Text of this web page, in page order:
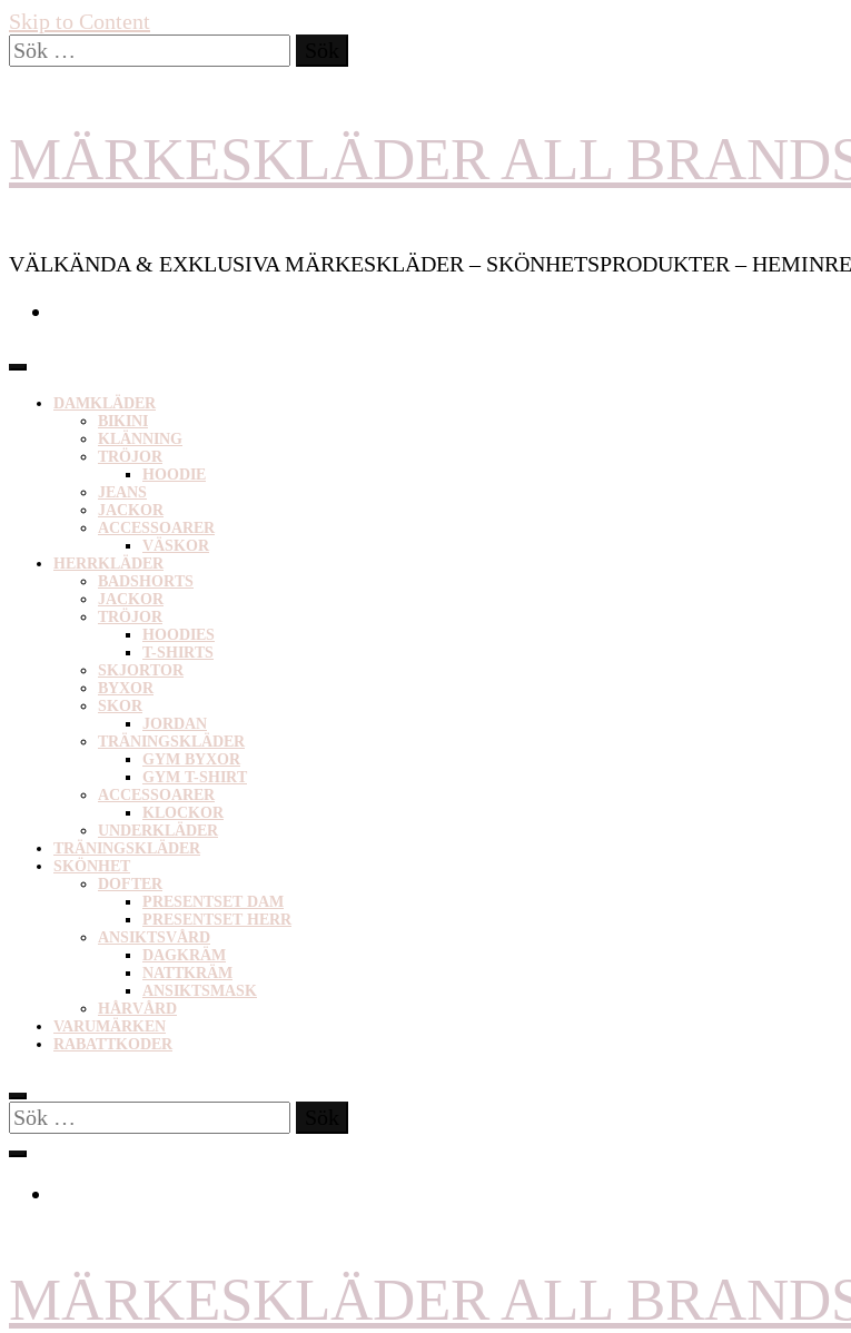
Skip to Content
Sök
efter:
MÄRKESKLÄDER ALL
VÄLKÄNDA & EXKLUSIVA MÄRKESKLÄDER – SKÖNHETSPRODUKTER –
DAMKLÄDER
BIKINI
KLÄNNING
TRÖJOR
HOODIE
JEANS
JACKOR
ACCESSOARER
VÄSKOR
HERRKLÄDER
BADSHORTS
JACKOR
TRÖJOR
HOODIES
T-SHIRTS
SKJORTOR
BYXOR
SKOR
JORDAN
TRÄNINGSKLÄDER
GYM BYXOR
GYM T-SHIRT
ACCESSOARER
KLOCKOR
UNDERKLÄDER
TRÄNINGSKLÄDER
SKÖNHET
DOFTER
PRESENTSET DAM
PRESENTSET HERR
ANSIKTSVÅRD
DAGKRÄM
NATTKRÄM
ANSIKTSMASK
HÅRVÅRD
VARUMÄRKEN
RABATTKODER
Sök
efter:
MÄRKESKLÄDER ALL